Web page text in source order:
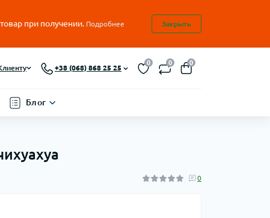
при получении. Подробнее Закрыть
+38 (068) 868 25 25
0 0 0
Блог
0